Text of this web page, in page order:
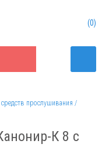
0
прослушивания
К 8 с